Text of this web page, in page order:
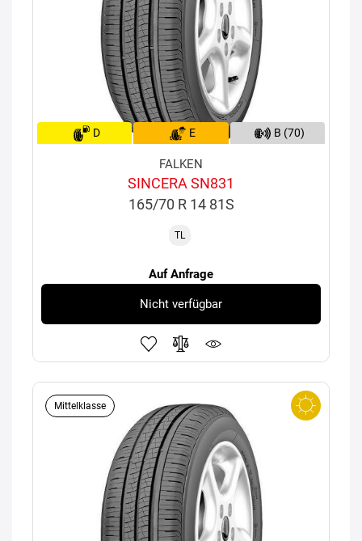
D E B (70)
FALKEN
SINCERA SN831
165/70 R 14 81S
TL
Auf Anfrage
Nicht verfügbar
Mittelklasse